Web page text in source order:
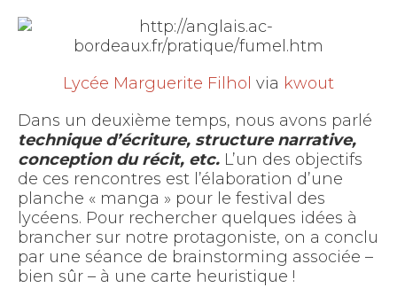
Lycée Marguerite Filhol via kwout
Dans un deuxième temps, nous avons parlé
technique d’écriture, structure narrative,
conception du récit, etc. L’un des objectifs
de ces rencontres est l’élaboration d’une
planche « manga » pour le festival des
lycéens. Pour rechercher quelques idées à
brancher sur notre protagoniste, on a conclu
par une séance de brainstorming associée –
bien sûr – à une carte heuristique !